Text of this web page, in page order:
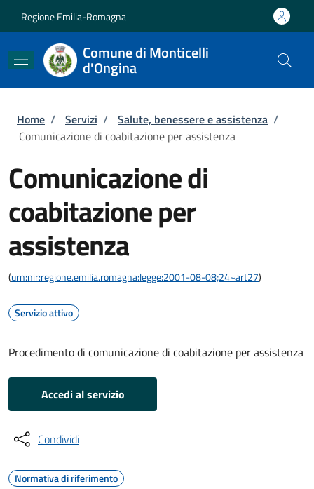
Regione Emilia-Romagna
Comune di Monticelli
d'Ongina
Briciole di pane
Home / Servizi / Salute, benessere e assistenza /
Comunicazione di coabitazione per assistenza
Comunicazione di
coabitazione per
assistenza
(urn:nir:regione.emilia.romagna:legge:2001-08-08;24~art27)
Servizio attivo
Procedimento di comunicazione di coabitazione per assistenza
Accedi al servizio
Condividi
Normativa di riferimento